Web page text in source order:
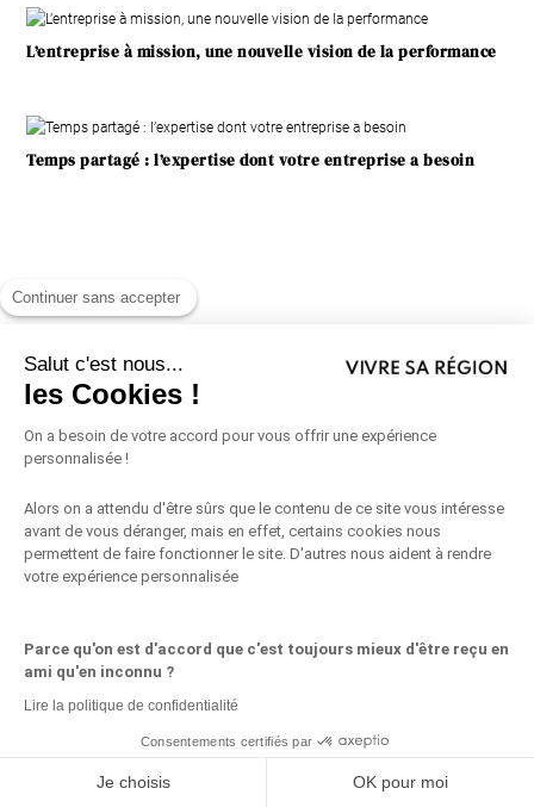
Continuer sans accepter
Salut c'est nous...
les Cookies !
On a besoin de votre accord pour vous offrir une expérience
personnalisée !
Alors on a attendu d'être sûrs que le contenu de ce site vous intéresse
avant de vous déranger, mais en effet, certains cookies nous
permettent de faire fonctionner le site. D'autres nous aident à rendre
votre expérience personnalisée
Parce qu'on est d'accord que c'est toujours mieux d'être reçu en
ami qu'en inconnu ?
Lire la politique de confidentialité
Consentements certifiés par
Je choisis OK pour moi
L’entreprise à mission, une nouvelle vision de la performance
Temps partagé : l’expertise dont votre entreprise a besoin
D’autres articles que vous pourriez
aimer
Napoleon Hill
Napoleon Hill est l’auteur de Réfléchissez et devenez riche, le célèbre
ouvrage qui révèle le plan suivi par ceux qui...